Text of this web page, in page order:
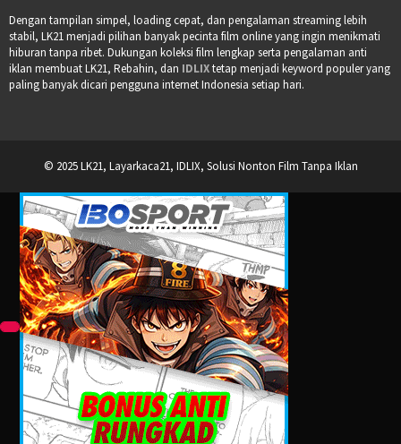
Dengan tampilan simpel, loading cepat, dan pengalaman streaming lebih
stabil, LK21 menjadi pilihan banyak pecinta film online yang ingin menikmati
hiburan tanpa ribet. Dukungan koleksi film lengkap serta pengalaman anti
iklan membuat LK21, Rebahin, dan IDLIXtetap menjadi keyword populer yang
paling banyak dicari pengguna internet Indonesia setiap hari.
© 2025 LK21, Layarkaca21, IDLIX, Solusi Nonton Film Tanpa Iklan